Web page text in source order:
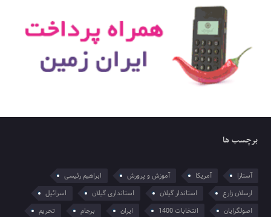
برچسب ها
آستارا آمریکا آموزش و پرورش
ابراهیم رئیسی
ارسلان زارع
استاندار گیلان استانداری گیلان
اسرائیل
اصولگرایان
انتخابات 1400 ایران برجام
تحریم